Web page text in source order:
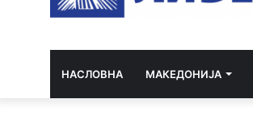
НАСЛОВНА МАКЕДОНИЈА